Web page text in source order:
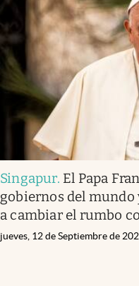
Singapur. El Papa
gobiernos del mundo
a cambiar el rumbo
jueves, 12 de Septiembre de